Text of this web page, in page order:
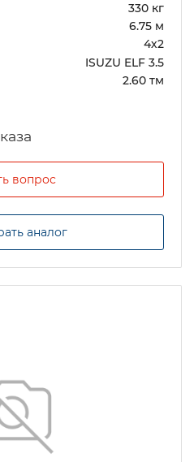
330 кг
6.75 м
4х2
ISUZU ELF 3.5
2.60 тм
вопрос
аналог